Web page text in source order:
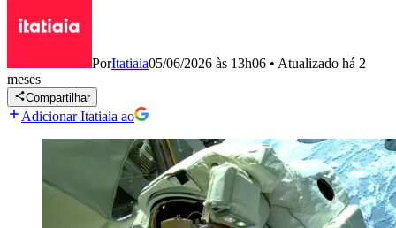
PorItatiaia05/06/2026 às 13h06 • Atualizado há 2
meses
Compartilhar
Adicionar Itatiaia ao